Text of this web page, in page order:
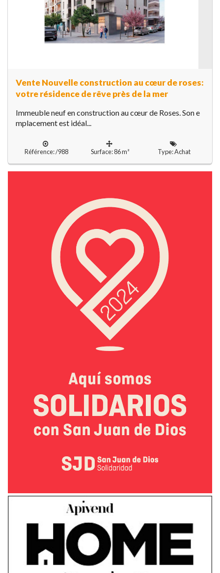
Vente Nouvelle construction au cœur de roses:
votre résidence de rêve près de la mer
Immeuble neuf en construction au cœur de Roses. Son e
mplacement est idéal...
Référence: /988 Surface: 86 m² Type: Achat